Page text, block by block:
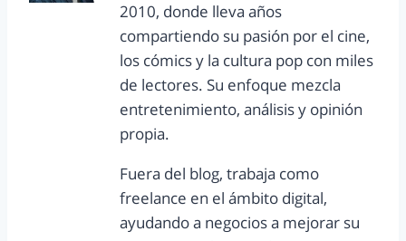
2010, donde lleva años
compartiendo su pasión por el cine,
los cómics y la cultura pop con miles
de lectores. Su enfoque mezcla
entretenimiento, análisis y opinión
propia.
Fuera del blog, trabaja como
freelance en el ámbito digital,
ayudando a negocios a mejorar su